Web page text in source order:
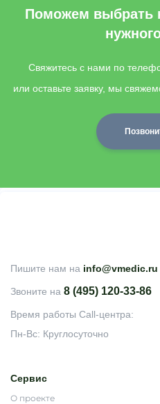
Поможем выбрать
Свяжитесь с нами по
или оставьте заявку, мы
Сервис
О проекте
Пишите нам на info@vmedic.ru
Звоните на 8 (495) 120-33-86
Время работы Call-центра:
Пн-Вс: Круглосуточно